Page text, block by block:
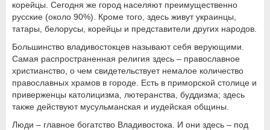
корейцы. Сегодня же город населяют преимущественно
русские (около 90%). Кроме того, здесь живут украинцы,
татары, белорусы, корейцы и представители других народов.
Большинство владивостокцев называют себя верующими.
Самая распространенная религия здесь – православное
христианство, о чем свидетельствует немалое количество
православных храмов в городе. Есть в приморской столице и
приверженцы католицизма, лютеранства, буддизма; здесь
также действуют мусульманская и иудейская общины.
Люди – главное богатство Владивостока. И они здесь – под